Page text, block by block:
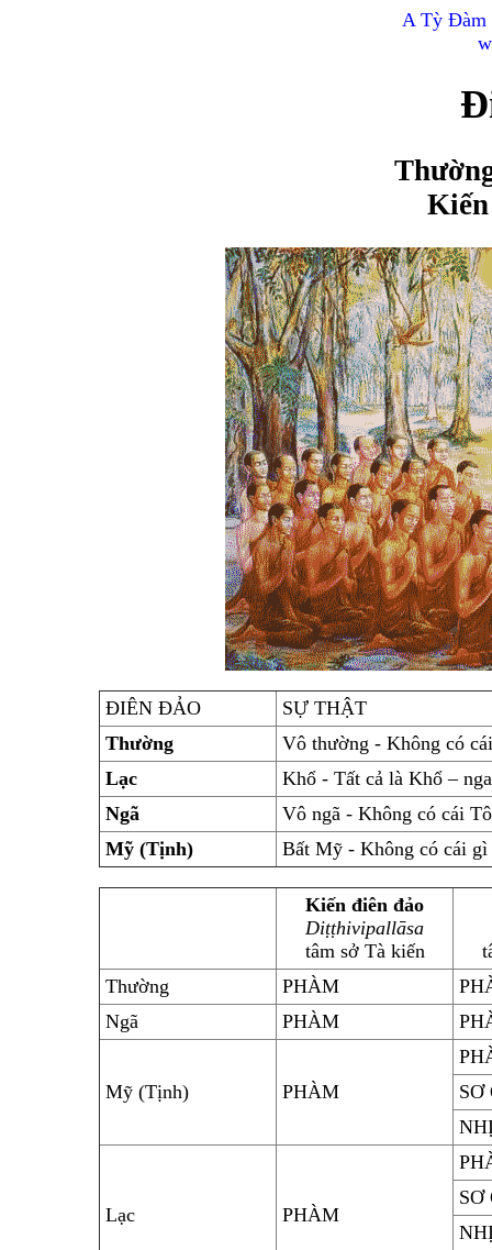
A Tỳ Đàm
ĐIÊN ĐẢO
SỰ THẬT
Thường
Vô thường - Không có
Lạc
Khổ - Tất cả là Khổ –
Ngã
Vô ngã - Không có cái
Mỹ (Tịnh)
Bất Mỹ - Không có cái
Kiến điên đảo
Diṭṭhivipallāsa
tâm sở Tà kiến
Thường
PHÀM
Ngã
PHÀM
Mỹ (Tịnh) PHÀM
Lạc PHÀM